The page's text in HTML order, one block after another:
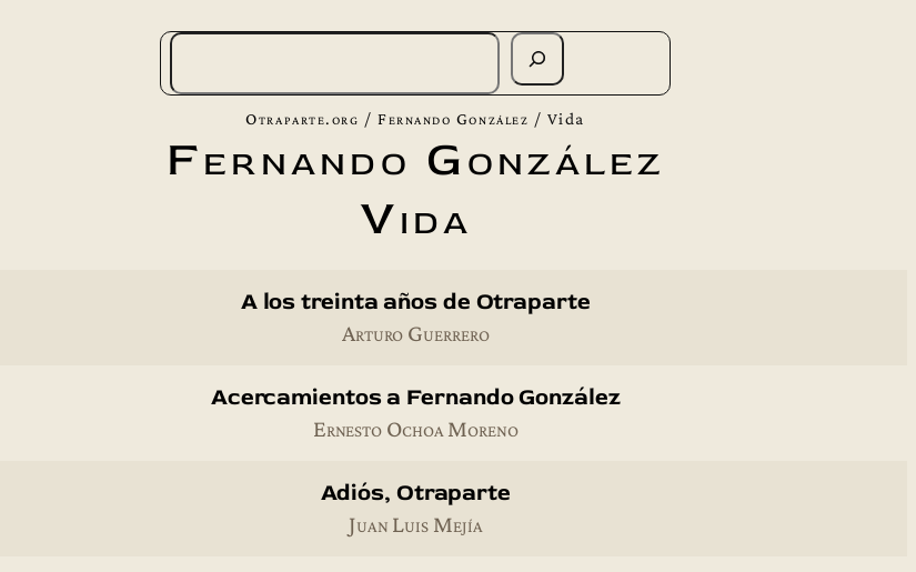
Otraparte.org /Fernando González / Vida
Fernando González
Vida
A los treinta años de Otraparte
Arturo Guerrero
Acercamientos a Fernando González
Ernesto Ochoa Moreno
Adiós, Otraparte
Juan Luis Mejía